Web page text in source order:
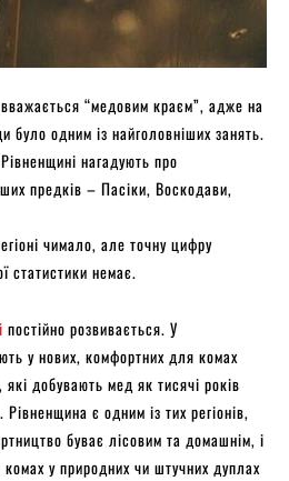
“медовим краєм”, адже на
було одним із найголовніших занять.
нагадують про
предків – Пасіки, Воскодави,
чимало, але точну цифру
статистики немає.
постійно розвивається. У
у нових, комфортних для комах
добувають мед як тисячі років
є одним із тих регіонів,
буває лісовим та домашнім, і
у природних чи штучних дуплах